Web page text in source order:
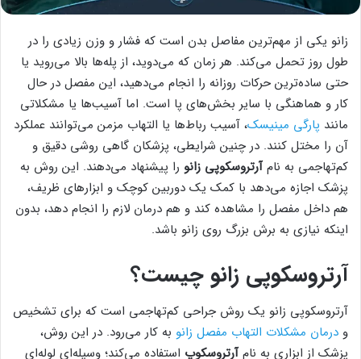
زانو یکی از مهم‌ترین مفاصل بدن است که فشار و وزن زیادی را در
طول روز تحمل می‌کند. هر زمان که می‌دوید، از پله‌ها بالا می‌روید یا
حتی ساده‌ترین حرکات روزانه را انجام می‌دهید، این مفصل در حال
کار و هماهنگی با سایر بخش‌های پا است. اما آسیب‌ها یا مشکلاتی
مانند پارگی مینیسک، آسیب رباط‌ها یا التهاب مزمن می‌توانند عملکرد
آن را مختل کنند. در چنین شرایطی، پزشکان گاهی روشی دقیق و
کم‌تهاجمی به نامآرتروسکوپی زانو را پیشنهاد می‌دهند. این روش به
پزشک اجازه می‌دهد با کمک یک دوربین کوچک و ابزارهای ظریف،
هم داخل مفصل را مشاهده کند و هم درمان لازم را انجام دهد، بدون
اینکه نیازی به برش بزرگ روی زانو باشد.
آرتروسکوپی زانو چیست؟
آرتروسکوپی زانو یک روش جراحی کم‌تهاجمی است که برای تشخیص
و درمان مشکلات التهاب مفصل زانو به کار می‌رود. در این روش،
پزشک از ابزاری به نامآرتروسکوپ استفاده می‌کند؛ وسیله‌ای لوله‌ای